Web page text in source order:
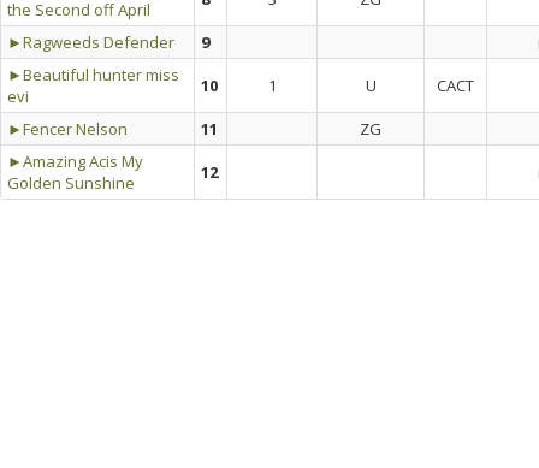
the Second off April
►Ragweeds Defender
9
►Beautiful hunter miss
evi
10 1 U
CACT
►Fencer Nelson
11
ZG
►Amazing Acis My
Golden Sunshine
12